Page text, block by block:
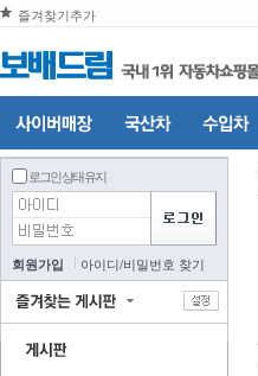
즐겨찾기추가
로그인 상태 유지
회원가입 아이디/비밀번호 찾기